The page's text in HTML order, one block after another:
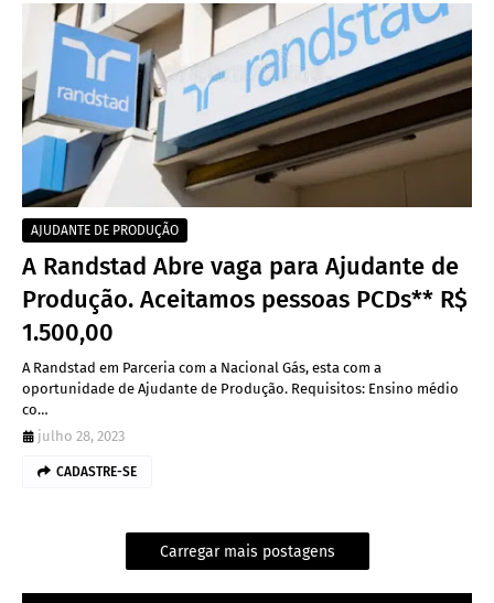
AJUDANTE DE PRODUÇÃO
A Randstad Abre vaga para Ajudante de
Produção. Aceitamos pessoas PCDs** R$
1.500,00
A Randstad em Parceria com a Nacional Gás, esta com a
oportunidade de Ajudante de Produção. Requisitos: Ensino médio
co…
julho 28, 2023
CADASTRE-SE
Carregar mais postagens